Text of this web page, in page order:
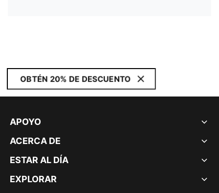
OBTÉN 20% DE DESCUENTO
APOYO
ACERCA DE
ESTAR AL DÍA
EXPLORAR